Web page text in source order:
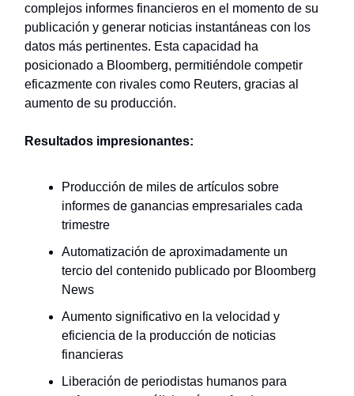
complejos informes financieros en el momento de su
publicación y generar noticias instantáneas con los
datos más pertinentes. Esta capacidad ha
posicionado a Bloomberg, permitiéndole competir
eficazmente con rivales como Reuters, gracias al
aumento de su producción.
Resultados impresionantes:
Producción de miles de artículos sobre
informes de ganancias empresariales cada
trimestre
Automatización de aproximadamente un
tercio del contenido publicado por Bloomberg
News
Aumento significativo en la velocidad y
eficiencia de la producción de noticias
financieras
Liberación de periodistas humanos para